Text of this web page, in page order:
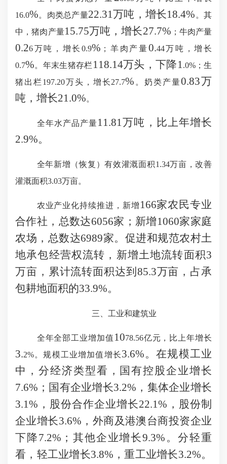
16.0%。肉类总产量22.31万吨，增长18.4% 。其
中，猪肉产量15.75万吨，增长27.7% ；牛肉产量
0.26万吨，增长0.9% ；羊肉产量0.44万吨，增长
0.7%。年末生猪存栏 118.14万头，下降1 .0%；生
猪出栏197.20万头，增长27.7% 。奶类产量0.83万
吨，增长21.0%。
全年水产品产量11.81万吨，比上年增长
2.9%。
全年新增（恢复）有效灌溉面积1.34万亩，改善
灌溉面积3.03万亩。
农业产业化持续推进，新增 166家农民专业
合作社，总数达6056家；新增1060家家庭
农场，总数达6989家。促进和规范农村土
地承包经营权流转，新增土地流转面积3
万亩，累计流转面积达到85.3万亩，占承
包耕地面积的33.9%。
三、工业和建筑业
全年全部工业增加值 1078.56亿元，比上年增长
3.2%。规模工业增加值增长3.6%。在规模工业
中，分经济类型看，国有控股企业增长
7.6%；国有企业增长3.2%，集体企业增长
3.1%，股份合作企业增长22.1%，股份制
企业增长3.6%，外商及港澳台商投资企业
下降7.2%；其他企业增长9.3%。分轻重
看，轻工业增长3.8%，重工业增长3.2%。